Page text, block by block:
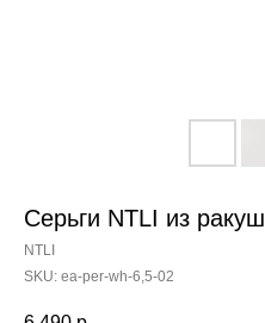
Серьги NTLI из
NTLI
SKU: ea-per-wh-6,5-02